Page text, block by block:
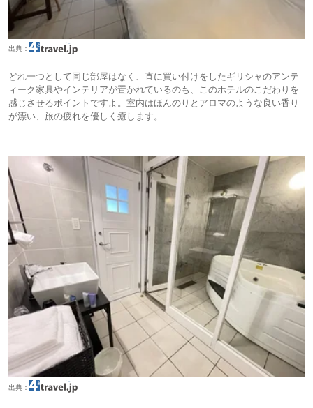
出典：
どれ一つとして同じ部屋はなく、直に買い付けをしたギリシャのアンテ
ィーク家具やインテリアが置かれているのも、このホテルのこだわりを
感じさせるポイントですよ。室内はほんのりとアロマのような良い香り
が漂い、旅の疲れを優しく癒します。
出典：